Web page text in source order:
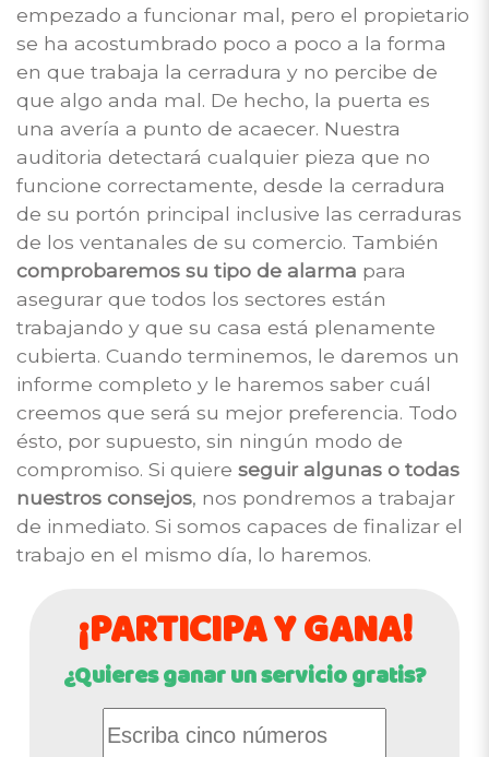
empezado a funcionar mal, pero el propietario
se ha acostumbrado poco a poco a la forma
en que trabaja la cerradura y no percibe de
que algo anda mal. De hecho, la puerta es
una avería a punto de acaecer. Nuestra
auditoria detectará cualquier pieza que no
funcione correctamente, desde la cerradura
de su portón principal inclusive las cerraduras
de los ventanales de su comercio. También
comprobaremos su tipo de alarma para
asegurar que todos los sectores están
trabajando y que su casa está plenamente
cubierta. Cuando terminemos, le daremos un
informe completo y le haremos saber cuál
creemos que será su mejor preferencia. Todo
ésto, por supuesto, sin ningún modo de
compromiso. Si quiere seguir algunas o todas
nuestros consejos, nos pondremos a trabajar
de inmediato. Si somos capaces de finalizar el
trabajo en el mismo día, lo haremos.
¡PARTICIPA Y GANA!
¿Quieres ganar un servicio gratis?